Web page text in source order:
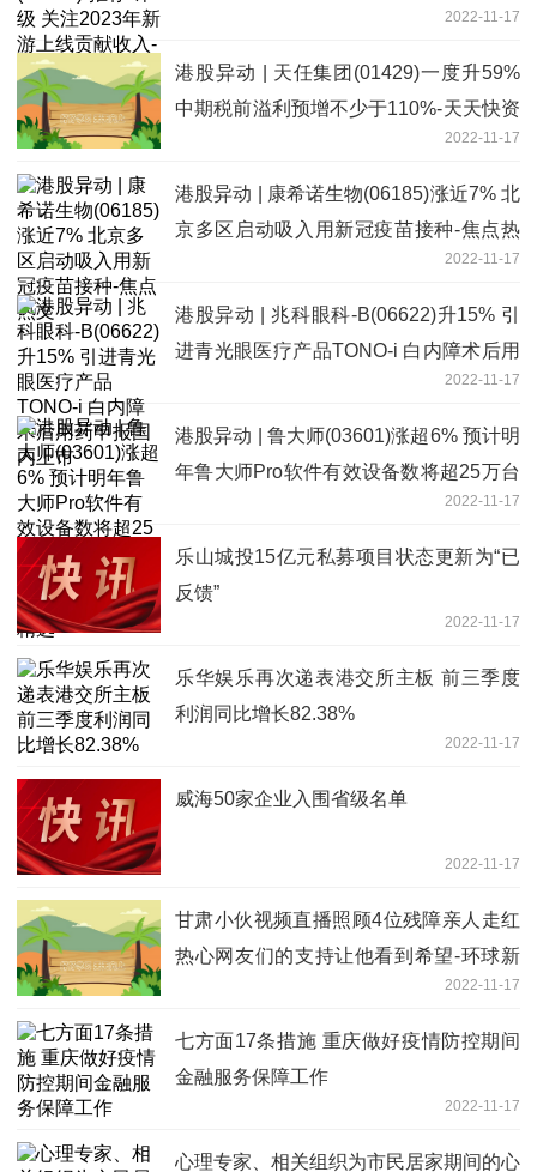
2022-11-17
港股异动 | 天任集团(01429)一度升59%
中期税前溢利预增不少于110%-天天快资
2022-11-17
港股异动 | 康希诺生物(06185)涨近7% 北
京多区启动吸入用新冠疫苗接种-焦点热
2022-11-17
港股异动 | 兆科眼科-B(06622)升15% 引
进青光眼医疗产品TONO-i 白内障术后用
2022-11-17
港股异动 | 鲁大师(03601)涨超6% 预计明
年鲁大师Pro软件有效设备数将超25万台
该软件将有望成为集团新的业务增长点-
今日精选
2022-11-17
乐山城投15亿元私募项目状态更新为“已
反馈”
2022-11-17
乐华娱乐再次递表港交所主板 前三季度
利润同比增长82.38%
2022-11-17
威海50家企业入围省级名单
2022-11-17
甘肃小伙视频直播照顾4位残障亲人走红
热心网友们的支持让他看到希望-环球新
2022-11-17
七方面17条措施 重庆做好疫情防控期间
金融服务保障工作
2022-11-17
心理专家、相关组织为市民居家期间的心